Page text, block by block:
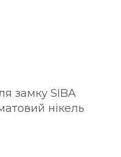
замку SIBA
нікель